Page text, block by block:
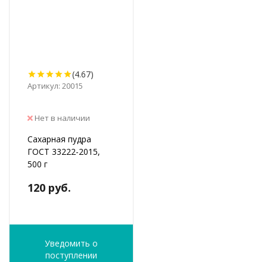
(4.67)
Артикул: 20015
Нет в наличии
Сахарная пудра
ГОСТ 33222-2015,
500 г
120 руб.
Уведомить о
поступлении